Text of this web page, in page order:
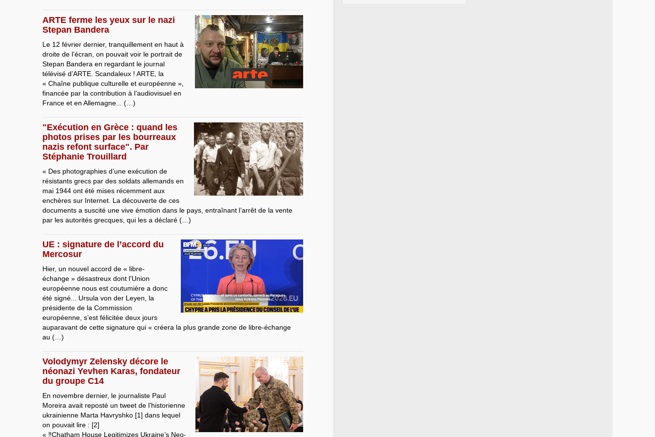
ARTE ferme les yeux sur le nazi
Stepan Bandera
Le 12 février dernier, tranquillement en haut à
droite de l’écran, on pouvait voir le portrait de
Stepan Bandera en regardant le journal
télévisé d’ARTE. Scandaleux ! ARTE, la
« Chaîne publique culturelle et européenne »,
financée par la contribution à l’audiovisuel en
France et en Allemagne... (…)
"Exécution en Grèce : quand les
photos prises par les bourreaux
nazis refont surface". Par
Stéphanie Trouillard
« Des photographies d’une exécution de
résistants grecs par des soldats allemands en
mai 1944 ont été mises récemment aux
enchères sur Internet. La découverte de ces
documents a suscité une vive émotion dans le pays, entraînant l’arrêt de la vente
par les autorités grecques, qui les a déclaré (…)
UE : signature de l’accord du
Mercosur
Hier, un nouvel accord de « libre-
échange » désastreux dont l’Union
européenne nous est coutumière a donc
été signé... Ursula von der Leyen, la
présidente de la Commission
européenne, s’est félicitée deux jours
auparavant de cette signature qui « créera la plus grande zone de libre-échange
au (…)
Volodymyr Zelensky décore le
néonazi Yevhen Karas, fondateur
du groupe C14
En novembre dernier, le journaliste Paul
Moreira avait reposté un tweet de l’historienne
ukrainienne Marta Havryshko [1] dans lequel
on pouvait lire : [2]
« ‼️Chatham House Legitimizes Ukraine’s Neo-